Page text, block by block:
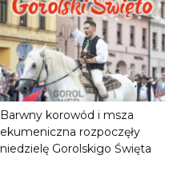
Barwny korowód i msza
ekumeniczna rozpoczęły
niedzielę Gorolskigo Święta